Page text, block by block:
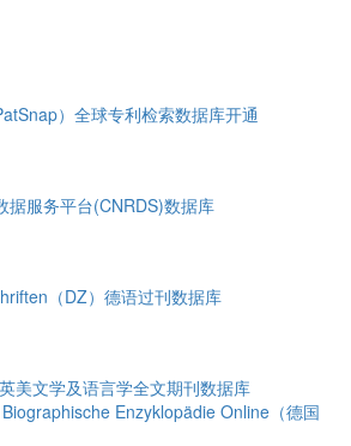
）全球专利检索数据库开通
据服务平台(CNRDS)数据库
（DZ）德语过刊数据库
美文学及语言学全文期刊数据库
Enzyklopädie Online（德国